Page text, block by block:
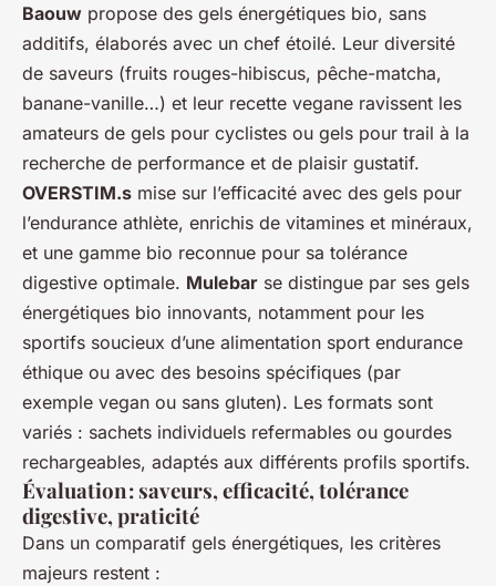
Baouw propose des gels énergétiques bio, sans
additifs, élaborés avec un chef étoilé. Leur diversité
de saveurs (fruits rouges-hibiscus, pêche-matcha,
banane-vanille…) et leur recette vegane ravissent les
amateurs de gels pour cyclistes ou gels pour trail à la
recherche de performance et de plaisir gustatif.
OVERSTIM.s mise sur l’efficacité avec des gels pour
l’endurance athlète, enrichis de vitamines et minéraux,
et une gamme bio reconnue pour sa tolérance
digestive optimale. Mulebar se distingue par ses gels
énergétiques bio innovants, notamment pour les
sportifs soucieux d’une alimentation sport endurance
éthique ou avec des besoins spécifiques (par
exemple vegan ou sans gluten). Les formats sont
variés : sachets individuels refermables ou gourdes
rechargeables, adaptés aux différents profils sportifs.
Évaluation : saveurs, efficacité, tolérance
digestive, praticité
Dans un comparatif gels énergétiques, les critères
majeurs restent :